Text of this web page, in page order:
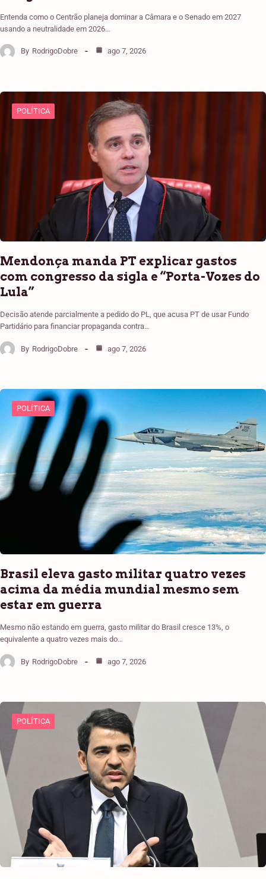
Entenda como o Centrão planeja dominar a Câmara e o Senado em 2027
usando a neutralidade em 2026…
By RodrigoDobre ago 7, 2026
POLÍTICA
Mendonça manda PT explicar gastos
com congresso da sigla e “Porta-Vozes do
Lula”
Decisão atende parcialmente a pedido do PL, que acusa PT de usar Fundo
Partidário para financiar propaganda contra…
By RodrigoDobre ago 7, 2026
POLÍTICA
Brasil eleva gasto militar quatro vezes
acima da média mundial mesmo sem
estar em guerra
Mesmo não estando em guerra, gasto militar do Brasil cresce 13%, o
equivalente a quatro vezes mais do…
By RodrigoDobre ago 7, 2026
POLÍTICA